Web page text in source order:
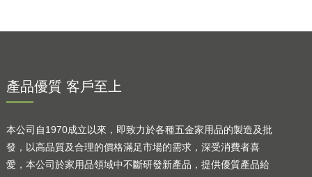
產品優質 客戶至上
本公司自1970成立以來，即致力於各種五金家用品的製造及批
發，以高品質及合理的價格滿足市場的需求，深受消費者喜
愛，本公司於家用品領域中不斷研發新產品，提供優質產品給